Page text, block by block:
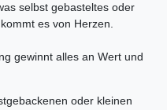
selbst gebasteltes oder
es von Herzen.
gewinnt alles an Wert und
oder kleinen